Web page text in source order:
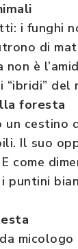
i funghi
di
è
“ibridi”
foresta
un
Il suo
come